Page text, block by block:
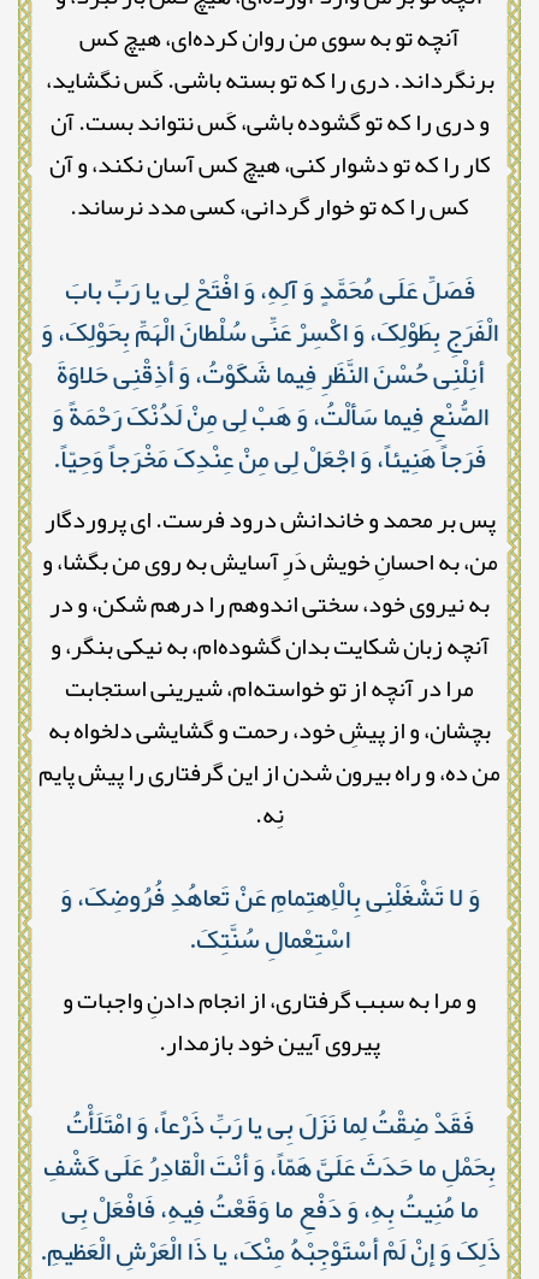
آنچه تو به سوی من روان کرده‌ای، هیچ کس
برنگرداند. دری را که تو بسته باشی. کَس نگشاید،
و دری را که تو گشوده باشی، کَس نتواند بست. آن
کار را که تو دشوار کنی، هیچ کس آسان نکند، و آن
کس را که تو خوار گردانی، کسی مدد نرساند.
فَصَلِّ عَلَى مُحَمَّدٍ وَ آلِهِ، وَ افْتَحْ لِی یا رَبِّ بابَ
الْفَرَجِ بِطَوْلِکَ، وَ اکْسِرْ عَنِّی سُلْطانَ الْهَمِّ بِحَوْلِکَ، وَ
أنِلْنِی حُسْنَ النَّظَرِ فِیما شَکَوْتُ، وَ أذِقْنِی حَلاوَةَ
الصُّنْعِ فِیما سَألْتُ، وَ هَبْ لِی مِنْ لَدُنْکَ رَحْمَةً وَ
فَرَجاً هَنِیئاً، وَ اجْعَلْ لِی مِنْ عِنْدِکَ مَخْرَجاً وَحِیّاً.
پس بر محمد و خاندانش درود فرست. ای پروردگار
من، به احسانِ خویش دَرِ آسایش به روی من بگشا، و
به نیروی خود، سختی اندوهم را درهم شکن، و در
آنچه زبان شکایت بدان گشوده‌ام، به نیکی بنگر، و
مرا در آنچه از تو خواسته‌ام، شیرینی استجابت
بچشان، و از پیشِ خود، رحمت و گشایشی دلخواه به
من ده، و راه بیرون شدن از این گرفتاری را پیش پایم
نِه.
وَ لا تَشْغَلْنِی بِالْاِهتِمامِ عَنْ تَعاهُدِ فُرُوضِکَ، وَ
اسْتِعْمالِ سُنَّتِکَ.
و مرا به سبب گرفتاری، از انجام دادنِ واجبات و
پیروی آیین خود بازمدار.
فَقَدْ ضِقْتُ لِما نَزَلَ بِی یا رَبِّ ذَرْعاً، وَ امْتَلَأْتُ
بِحَمْلِ ما حَدَثَ عَلَیَّ هَمّاً، وَ أنْتَ الْقادِرُ عَلَى کَشْفِ
ما مُنِیتُ بِهِ، وَ دَفْعِ ما وَقَعْتُ فِیهِ، فَافْعَلْ بِی
ذَلِکَ وَ إنْ لَمْ أسْتَوْجِبْهُ مِنْکَ، یا ذَا الْعَرْشِ الْعَظیمِ.